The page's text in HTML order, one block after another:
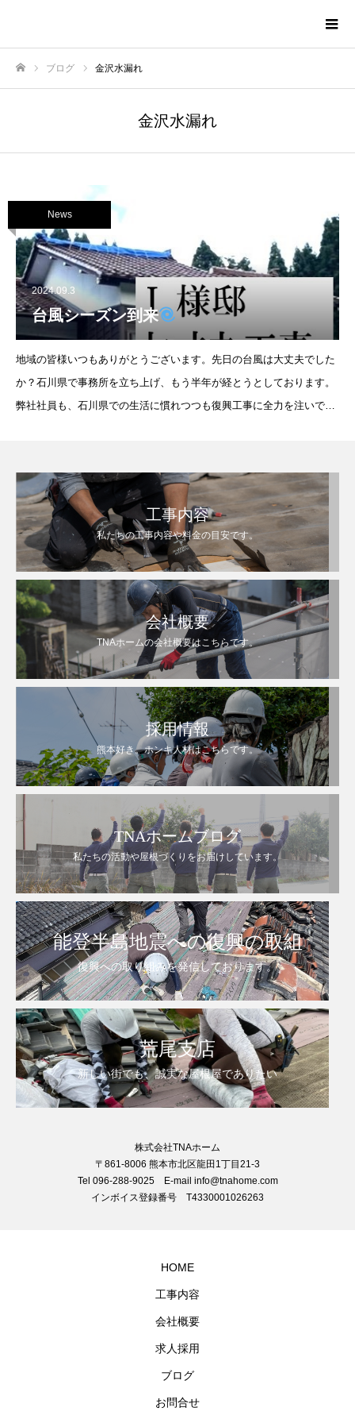
ブログ 金沢水漏れ
金沢水漏れ
News
2024.09.3
台風シーズン到来
地域の皆様いつもありがとうございます。先日の台風は大丈夫でした
か？石川県で事務所を立ち上げ、もう半年が経とうとしております。
弊社社員も、石川県での生活に慣れつつも復興工事に全力を注いでお
工事内容
私たちの工事内容や料金の目安です。
会社概要
TNAホームの会社概要はこちらです。
採用情報
熊本好き。ホンキ人材はこちらです。
TNAホームブログ
私たちの活動や屋根づくりをお届けしています。
能登半島地震への復興の取組
復興への取り組みを発信しております。
荒尾支店
新しい街でも、誠実な屋根屋でありたい
株式会社TNAホーム
〒861-8006 熊本市北区龍田1丁目21-3
Tel 096-288-9025 E-mail info@tnahome.com
インボイス登録番号 T4330001026263
HOME
工事内容
会社概要
求人採用
ブログ
お問合せ